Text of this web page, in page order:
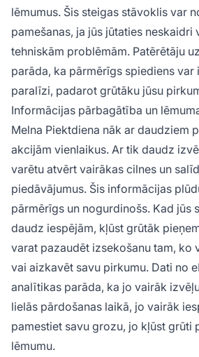
lēmumus. Šis steigas stāvoklis var
pamešanas, ja jūs jūtaties neskaidri
tehniskām problēmām. Patērētāju
parāda, ka pārmērīgs spiediens var
paralīzi, padarot grūtāku jūsu
Informācijas pārbagātība un
Melna Piektdiena nāk ar daudziem
akcijām vienlaikus. Ar tik daudz
varētu atvērt vairākas cilnes un
piedāvājumus. Šis informācijas
pārmērīgs un nogurdinošs. Kad jūs
daudz iespējām, kļūst grūtāk
varat pazaudēt izsekošanu tam, ko
vai aizkavēt savu pirkumu. Dati no
analītikas parāda, ka jo vairāk
lielās pārdošanas laikā, jo vairāk
pamestiet savu grozu, jo kļūst grūti
lēmumu.